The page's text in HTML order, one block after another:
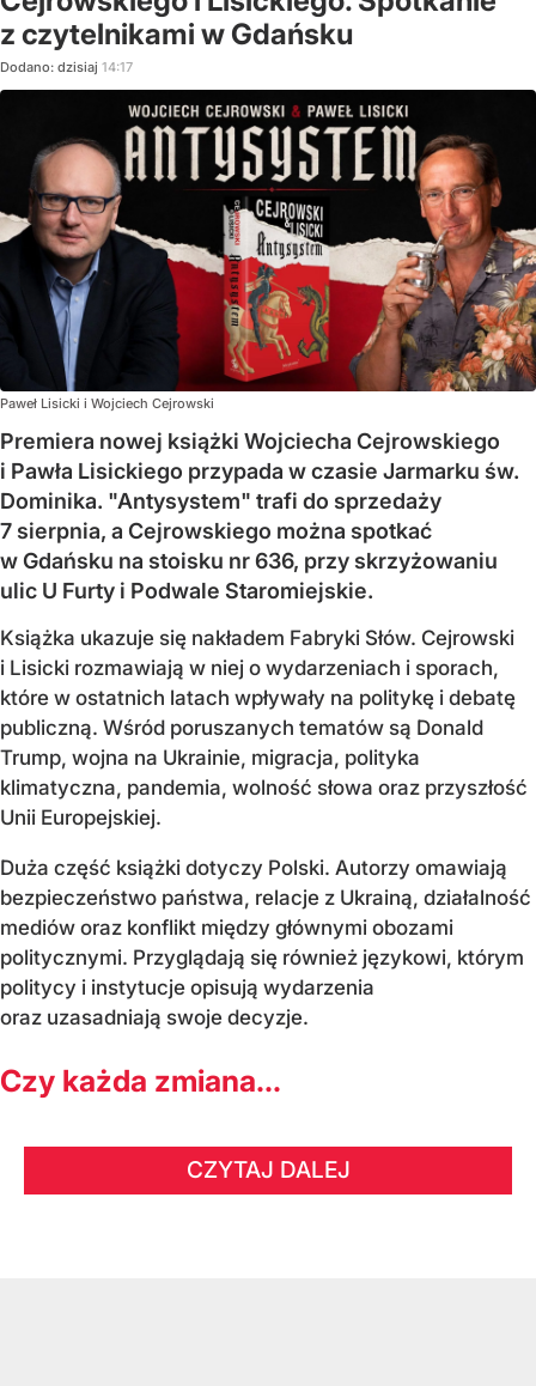
z czytelnikami w Gdańsku
Dodano: dzisiaj 14:17
Paweł Lisicki i Wojciech Cejrowski
Premiera nowej książki Wojciecha Cejrowskiego
i Pawła Lisickiego przypada w czasie Jarmarku św.
Dominika. "Antysystem" trafi do sprzedaży
7 sierpnia, a Cejrowskiego można spotkać
w Gdańsku na stoisku nr 636, przy skrzyżowaniu
ulic U Furty i Podwale Staromiejskie.
Książka ukazuje się nakładem Fabryki Słów. Cejrowski
i Lisicki rozmawiają w niej o wydarzeniach i sporach,
które w ostatnich latach wpływały na politykę i debatę
publiczną. Wśród poruszanych tematów są Donald
Trump, wojna na Ukrainie, migracja, polityka
klimatyczna, pandemia, wolność słowa oraz przyszłość
Unii Europejskiej.
Duża część książki dotyczy Polski. Autorzy omawiają
bezpieczeństwo państwa, relacje z Ukrainą, działalność
mediów oraz konflikt między głównymi obozami
politycznymi. Przyglądają się również językowi, którym
politycy i instytucje opisują wydarzenia
oraz uzasadniają swoje decyzje.
Czy każda zmiana...
CZYTAJ DALEJ